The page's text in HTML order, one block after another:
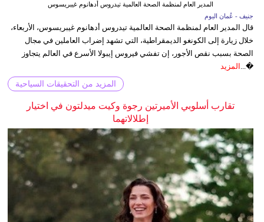
المدير العام لمنظمة الصحة العالمية تيدروس أدهانوم غيبريسوس
جنيف - عُمان اليوم
قال المدير العام لمنظمة الصحة العالمية تيدروس أدهانوم غيبريسوس، الأربعاء،
خلال زيارة إلى الكونغو الديمقراطية، التي تشهد إضراب العاملين في مجال
الصحة بسبب نقص الأجور، إن تفشي فيروس إيبولا الأسرع في العالم يتجاوز
�... المزيد
المزيد من التحقيقات السياحية
تقارب أسلوبي الأميرتين رجوة وكيت ميدلتون في اختيار
إطلالاتهما